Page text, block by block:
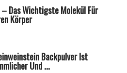
– Das Wichtigste Molekül Für
Körper
Backpulver Ist
Und ...